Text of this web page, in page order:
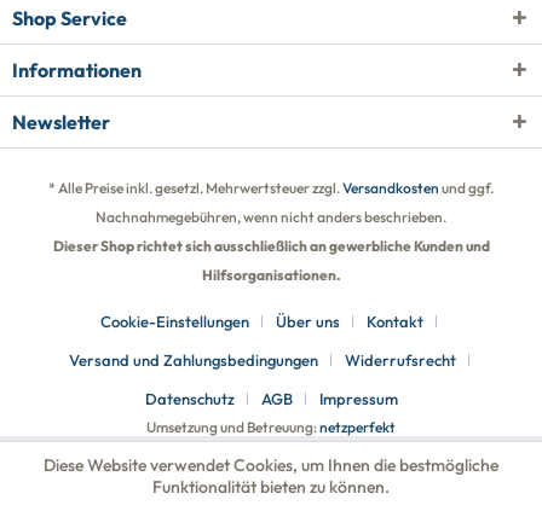
Shop Service
Informationen
Newsletter
* Alle Preise inkl. gesetzl. Mehrwertsteuer zzgl.Versandkosten und ggf.
Nachnahmegebühren, wenn nicht anders beschrieben.
Dieser Shop richtet sich ausschließlich an gewerbliche Kunden und
Hilfsorganisationen.
Cookie-Einstellungen Über uns
Kontakt
Versand und Zahlungsbedingungen
Widerrufsrecht
Datenschutz
AGB Impressum
Umsetzung und Betreuung:netzperfekt
Diese Website verwendet Cookies, um Ihnen die bestmögliche
Funktionalität bieten zu können.